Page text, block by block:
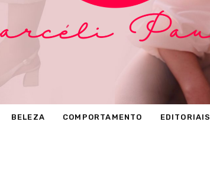
BELEZA COMPORTAMENTO EDITORIAIS